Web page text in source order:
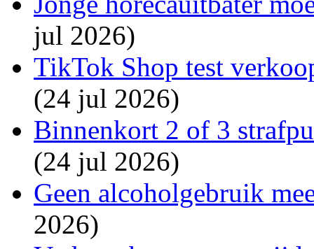
jul 2026)
TikTok Shop test
(24 jul 2026)
Binnenkort 2 of 3
(24 jul 2026)
Geen alcoholgebruik
2026)